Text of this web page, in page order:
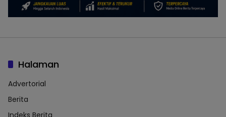
Halaman
Advertorial
Berita
Indeks Berita